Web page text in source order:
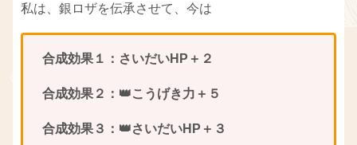
私は、銀ロザを伝承させて、今は
合成効果１：さいだいHP＋２
合成効果２：👑こうげき力＋５
合成効果３： 👑さいだいHP＋３